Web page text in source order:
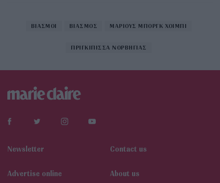
ΒΙΑΣΜΟΙ ΒΙΑΣΜΟΣ ΜΑΡΙΟΥΣ ΜΠΟΡΓΚ ΧΟΙΜΠΙ
ΠΡΙΓΚΙΠΙΣΣΑ ΝΟΡΒΗΓΙΑΣ
Newsletter Contact us
Αdvertise online About us